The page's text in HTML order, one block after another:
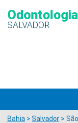
Odontologia
SALVADOR
Bahia > Salvador >